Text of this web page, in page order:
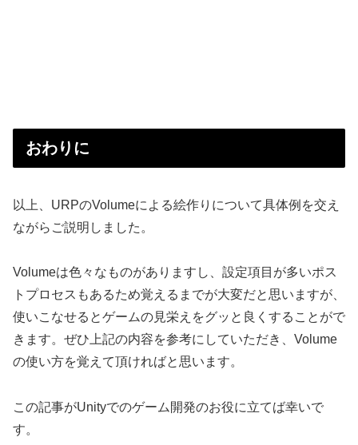
おわりに
以上、URPのVolumeによる絵作りについて具体例を交え
ながらご説明しました。
Volumeは色々なものがありますし、設定項目が多いポス
トプロセスもあるため覚えるまでが大変だと思いますが、
使いこなせるとゲームの見栄えをグッと良くすることがで
きます。ぜひ上記の内容を参考にしていただき、Volume
の使い方を覚えて頂ければと思います。
この記事がUnityでのゲーム開発のお役に立てば幸いで
す。